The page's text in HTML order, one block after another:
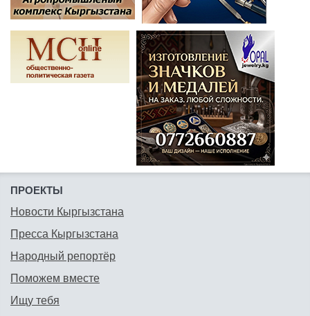
ПРОЕКТЫ
Новости Кыргызстана
Пресса Кыргызстана
Народный репортёр
Поможем вместе
Ищу тебя